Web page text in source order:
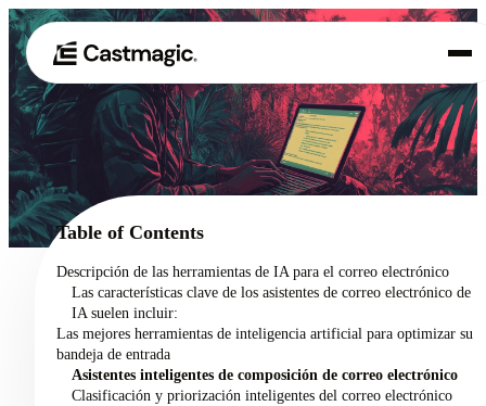
01 Producto
02 Casos de uso
Precios
Acerca de nosotros
Table of Contents
Descripción de las herramientas de IA para el correo electrónico
Las características clave de los asistentes de correo electrónico de
IA suelen incluir:
Las mejores herramientas de inteligencia artificial para optimizar su
bandeja de entrada
Asistentes inteligentes de composición de correo electrónico
Clasificación y priorización inteligentes del correo electrónico